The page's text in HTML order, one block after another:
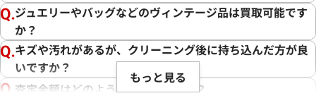
社では、ブランド品の状態や付属品、為替の変動、生産数等
を考慮し、できる限りの価格でお取引させていただくことを
心がけております。さらに、弊社の強みである、海外への販路
やキャンペーン、世界約1,940店舗以上という点から、高価買
取を実現しています。
ジュエリーやバッグなどのヴィンテージ品は買取可能です
か？
キズや汚れがあるが、クリーニング後に持ち込んだ方が良
いですか？
査定金額はどのように決まりますか？
もっと見る